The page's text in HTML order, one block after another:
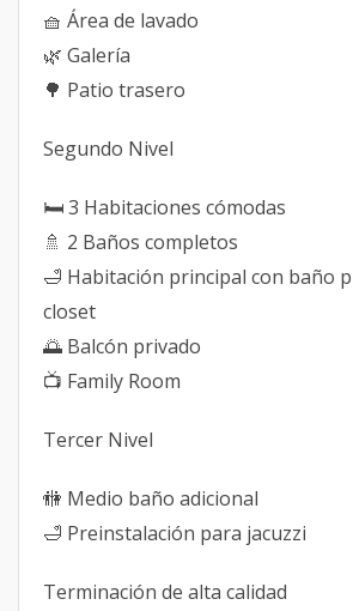
🧺 Área de lavado
🌿 Galería
🌳 Patio trasero
Segundo Nivel
🛏 3 Habitaciones cómodas
🚿 2 Baños completos
🛁 Habitación principal con baño
closet
🌅 Balcón privado
📺 Family Room
Tercer Nivel
🚻 Medio baño adicional
🛁 Preinstalación para jacuzzi
Terminación de alta calidad